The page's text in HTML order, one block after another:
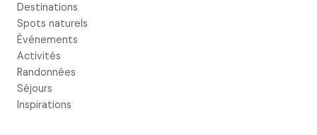
Destinations
Spots naturels
Événements
Activités
Randonnées
Séjours
Inspirations